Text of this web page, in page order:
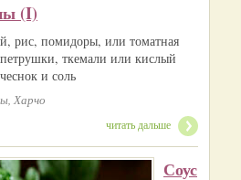
(I)
рис, помидоры, или томатная
ткемали или кислый
и соль
Харчо
читать дальше
Соус